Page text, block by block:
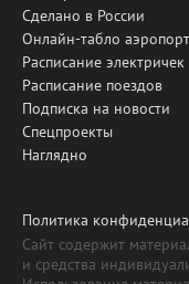
Сделано в России
Онлайн-табло
Расписание электричек
Расписание поездов
Подписка на новости
Спецпроекты
Наглядно
Политика
Сайт содержит
и средства